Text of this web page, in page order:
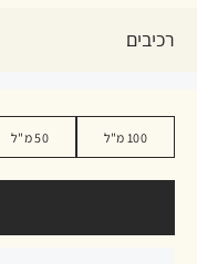
100 מ"ל 50 מ"ל
רכיבים